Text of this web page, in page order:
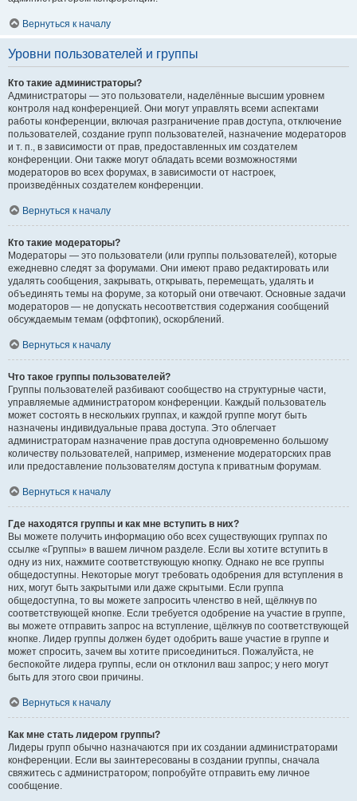
Вернуться к началу
Уровни пользователей и группы
Кто такие администраторы?
Администраторы — это пользователи, наделённые высшим уровнем
контроля над конференцией. Они могут управлять всеми аспектами
работы конференции, включая разграничение прав доступа, отключение
пользователей, создание групп пользователей, назначение модераторов
и т. п., в зависимости от прав, предоставленных им создателем
конференции. Они также могут обладать всеми возможностями
модераторов во всех форумах, в зависимости от настроек,
произведённых создателем конференции.
Вернуться к началу
Кто такие модераторы?
Модераторы — это пользователи (или группы пользователей), которые
ежедневно следят за форумами. Они имеют право редактировать или
удалять сообщения, закрывать, открывать, перемещать, удалять и
объединять темы на форуме, за который они отвечают. Основные задачи
модераторов — не допускать несоответствия содержания сообщений
обсуждаемым темам (оффтопик), оскорблений.
Вернуться к началу
Что такое группы пользователей?
Группы пользователей разбивают сообщество на структурные части,
управляемые администратором конференции. Каждый пользователь
может состоять в нескольких группах, и каждой группе могут быть
назначены индивидуальные права доступа. Это облегчает
администраторам назначение прав доступа одновременно большому
количеству пользователей, например, изменение модераторских прав
или предоставление пользователям доступа к приватным форумам.
Вернуться к началу
Где находятся группы и как мне вступить в них?
Вы можете получить информацию обо всех существующих группах по
ссылке «Группы» в вашем личном разделе. Если вы хотите вступить в
одну из них, нажмите соответствующую кнопку. Однако не все группы
общедоступны. Некоторые могут требовать одобрения для вступления в
них, могут быть закрытыми или даже скрытыми. Если группа
общедоступна, то вы можете запросить членство в ней, щёлкнув по
соответствующей кнопке. Если требуется одобрение на участие в группе,
вы можете отправить запрос на вступление, щёлкнув по соответствующей
кнопке. Лидер группы должен будет одобрить ваше участие в группе и
может спросить, зачем вы хотите присоединиться. Пожалуйста, не
беспокойте лидера группы, если он отклонил ваш запрос; у него могут
быть для этого свои причины.
Вернуться к началу
Как мне стать лидером группы?
Лидеры групп обычно назначаются при их создании администраторами
конференции. Если вы заинтересованы в создании группы, сначала
свяжитесь с администратором; попробуйте отправить ему личное
сообщение.